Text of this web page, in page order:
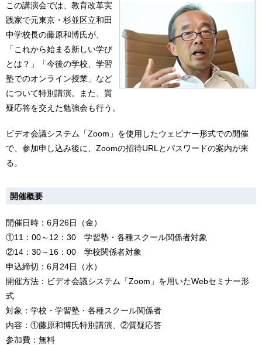
この講演会では、教育改革実
践家で元東京・杉並区立和田
中学校長の藤原和博氏が、
「これから始まる新しい学び
とは？」「今後の学校、学習
塾でのオンライン授業」など
について特別講演。また、質
疑応答を交えた勉強会も行う。
ビデオ会議システム「Zoom」を使用したウェビナー形式での開催
で、参加申し込み後に、Zoomの招待URLとパスワードの案内が来
る。
開催概要
開催日時：6月26日（金）
①11：00～12：30 学習塾・各種スクール関係者対象
②14：30～16：00 学校関係者対象
申込締切：6月24日（水）
開催方法：ビデオ会議システム「Zoom」を用いたWebセミナー形
式
対象：学校・学習塾・各種スクール関係者
内容：①藤原和博氏特別講演、②質疑応答
参加費：無料